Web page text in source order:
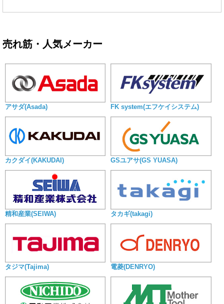
売れ筋・人気メーカー
アサダ(Asada) FK system(エフケイシステム)
カクダイ(KAKUDAI) GSユアサ(GS YUASA)
精和産業(SEIWA) タカギ(takagi)
タジマ(Tajima) 電菱(DENRYO)